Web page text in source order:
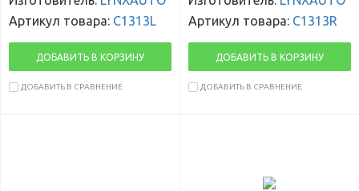
Артикул товара: C1313L
ДОБАВИТЬ В КОРЗИНУ
ДОБАВИТЬ В СРАВНЕНИЕ
Артикул товара: C1313R
ДОБАВИТЬ В КОРЗИНУ
ДОБАВИТЬ В СРАВНЕНИЕ